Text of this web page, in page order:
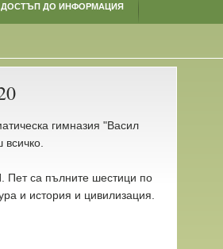
ДОСТЪП ДО ИНФОРМАЦИЯ
гимназия "Васил
Пет са пълните шестици по
и история и цивилизация.